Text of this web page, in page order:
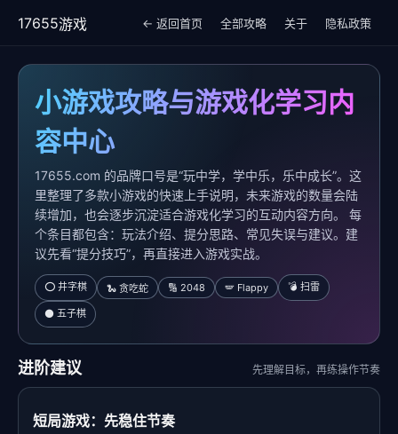
17655游戏 ← 返回首页 全部攻略 关于 隐私政策
小游戏攻略与游戏化学习内
容中心
17655.com 的品牌口号是“玩中学，学中乐，乐中成长”。这
里整理了多款小游戏的快速上手说明，未来游戏的数量会陆
续增加，也会逐步沉淀适合游戏化学习的互动内容方向。 每
个条目都包含：玩法介绍、提分思路、常见失误与建议。建
议先看“提分技巧”，再直接进入游戏实战。
⭕ 井字棋 🐍 贪吃蛇 🔢 2048 🪽 Flappy 💣 扫雷
⚫ 五子棋
进阶建议 先理解目标，再练操作节奏
短局游戏：先稳住节奏